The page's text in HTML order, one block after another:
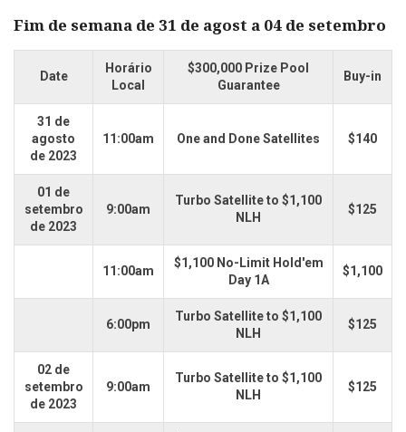
Fim de semana de 31 de agost a 04 de setembro
Date
Horário
Local
$300,000 Prize Pool
Guarantee
Buy-in
31 de
agosto
de 2023
11:00am One and Done Satellites $140
01 de
setembro
de 2023
9:00am
Turbo Satellite to $1,100
NLH
$125
11:00am
$1,100 No-Limit Hold'em
Day 1A
$1,100
6:00pm
Turbo Satellite to $1,100
NLH
$125
02 de
setembro
de 2023
9:00am
Turbo Satellite to $1,100
NLH
$125